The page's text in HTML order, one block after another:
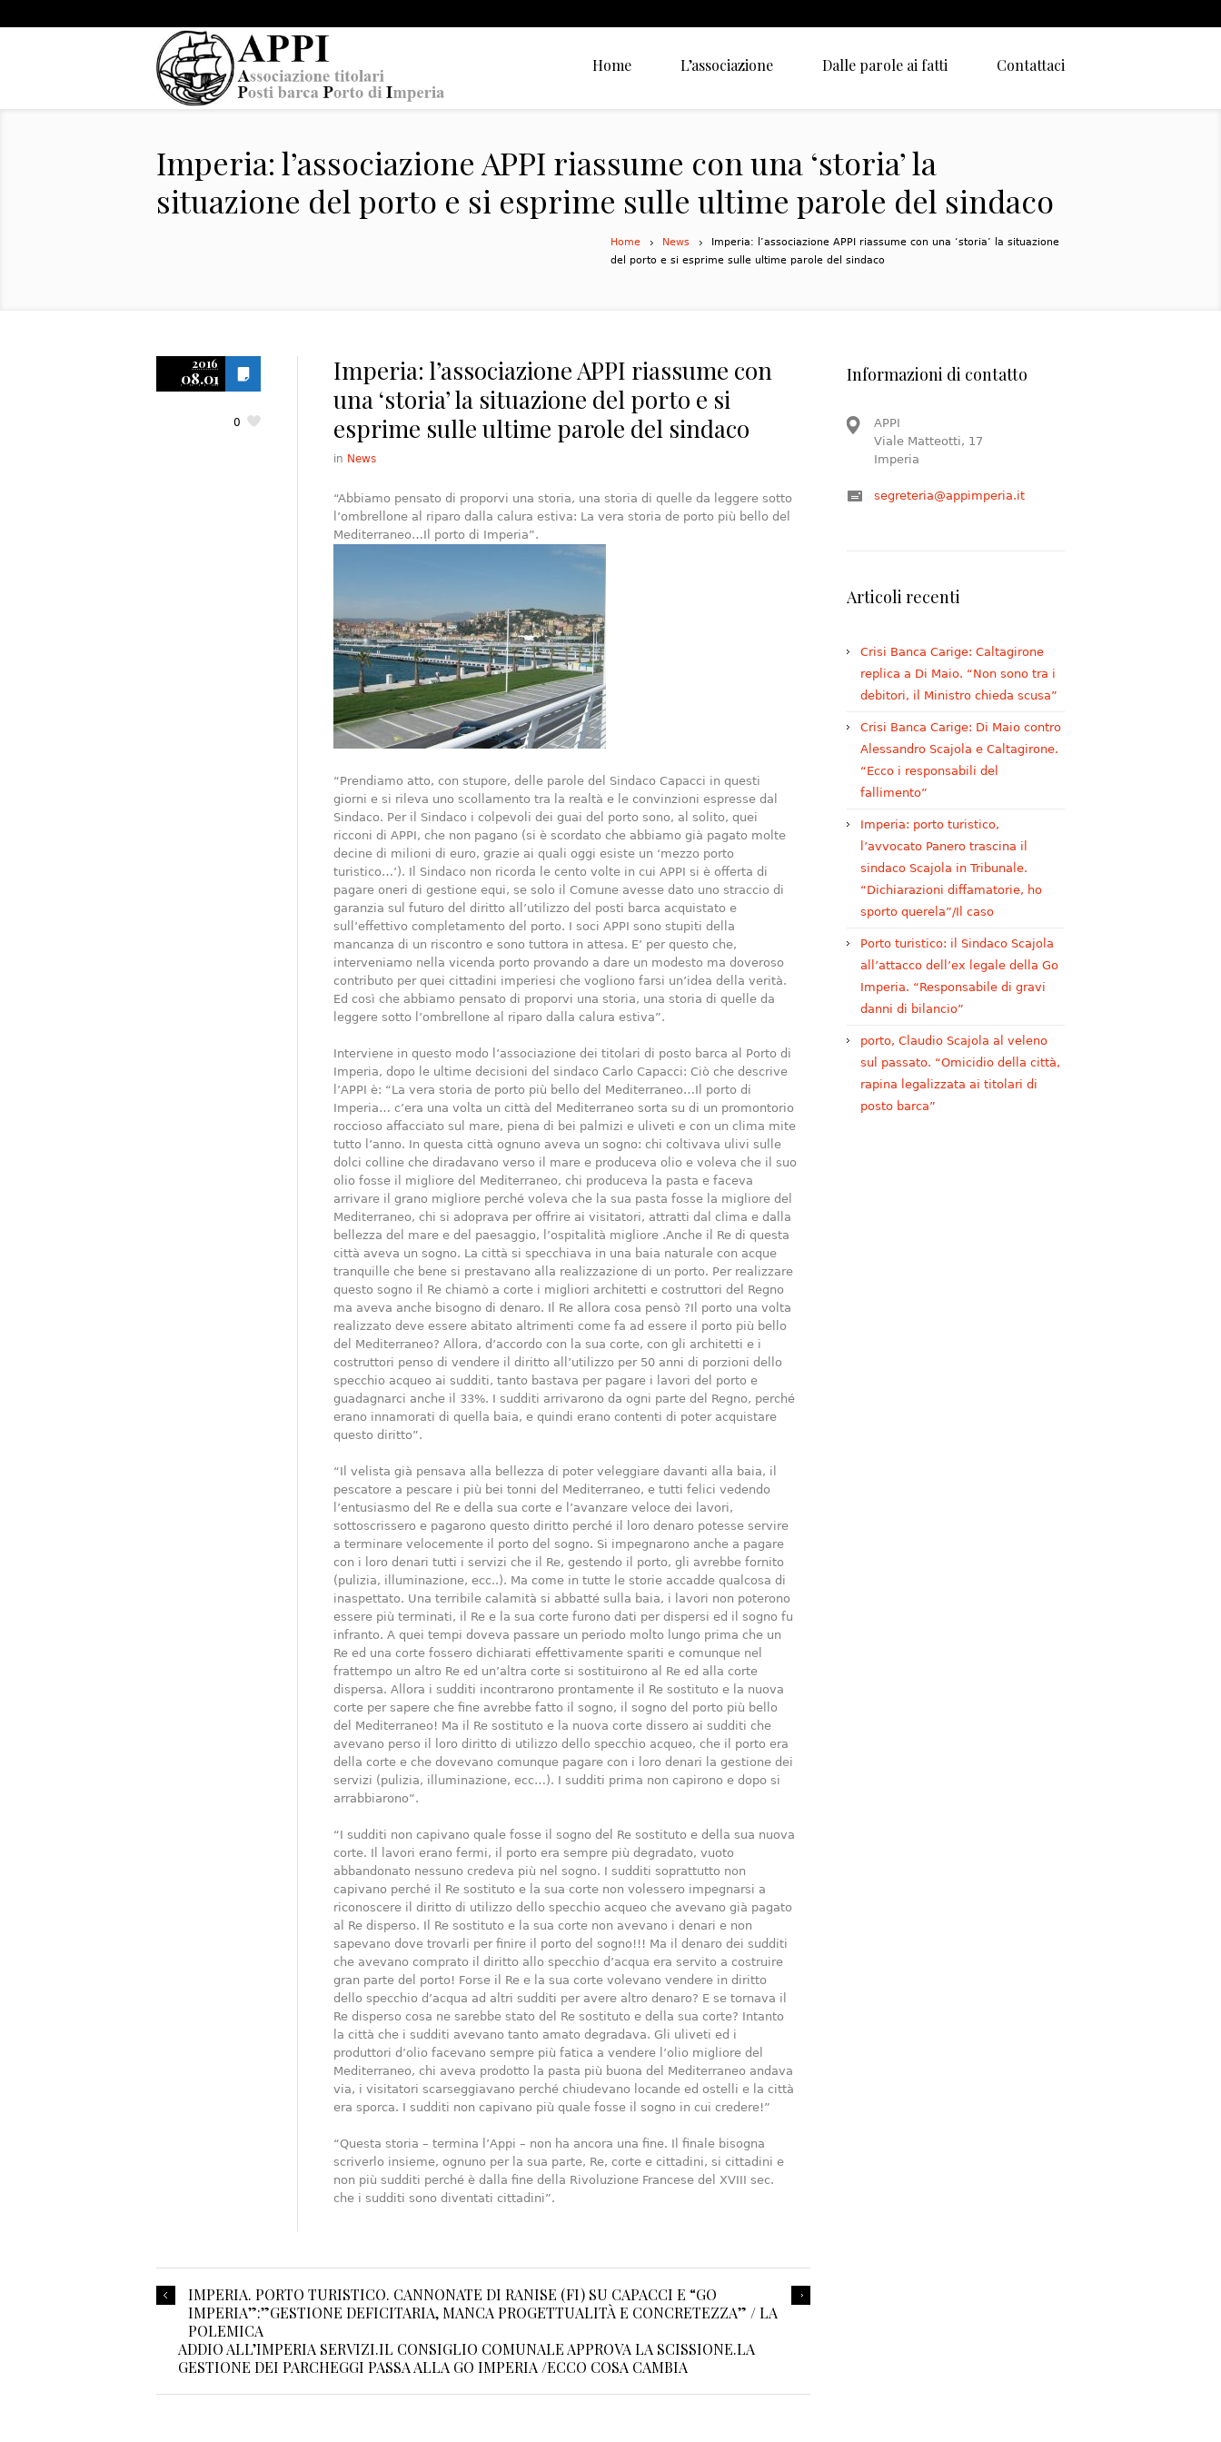
Home L’associazione Dalle parole ai fatti Contattaci
Imperia: l’associazione APPI riassume con una ‘storia’ la
situazione del porto e si esprime sulle ultime parole del sindaco
Home News
Imperia: l’associazione APPI riassume con una ‘storia’ la situazione
del porto e si esprime sulle ultime parole del sindaco
2016
08.01
0
Imperia: l’associazione APPI riassume con
una ‘storia’ la situazione del porto e si
esprime sulle ultime parole del sindaco
in News
“Abbiamo pensato di proporvi una storia, una storia di quelle da leggere sotto
l’ombrellone al riparo dalla calura estiva: La vera storia de porto più bello del
Mediterraneo…Il porto di Imperia”.
“Prendiamo atto, con stupore, delle parole del Sindaco Capacci in questi
giorni e si rileva uno scollamento tra la realtà e le convinzioni espresse dal
Sindaco. Per il Sindaco i colpevoli dei guai del porto sono, al solito, quei
ricconi di APPI, che non pagano (si è scordato che abbiamo già pagato molte
decine di milioni di euro, grazie ai quali oggi esiste un ‘mezzo porto
turistico…’). Il Sindaco non ricorda le cento volte in cui APPI si è offerta di
pagare oneri di gestione equi, se solo il Comune avesse dato uno straccio di
garanzia sul futuro del diritto all’utilizzo del posti barca acquistato e
sull’effettivo completamento del porto. I soci APPI sono stupiti della
mancanza di un riscontro e sono tuttora in attesa. E’ per questo che,
interveniamo nella vicenda porto provando a dare un modesto ma doveroso
contributo per quei cittadini imperiesi che vogliono farsi un’idea della verità.
Ed così che abbiamo pensato di proporvi una storia, una storia di quelle da
leggere sotto l’ombrellone al riparo dalla calura estiva”.
Interviene in questo modo l’associazione dei titolari di posto barca al Porto di
Imperia, dopo le ultime decisioni del sindaco Carlo Capacci: Ciò che descrive
l’APPI è: “La vera storia de porto più bello del Mediterraneo…Il porto di
Imperia… c’era una volta un città del Mediterraneo sorta su di un promontorio
roccioso affacciato sul mare, piena di bei palmizi e uliveti e con un clima mite
tutto l’anno. In questa città ognuno aveva un sogno: chi coltivava ulivi sulle
dolci colline che diradavano verso il mare e produceva olio e voleva che il suo
olio fosse il migliore del Mediterraneo, chi produceva la pasta e faceva
arrivare il grano migliore perché voleva che la sua pasta fosse la migliore del
Mediterraneo, chi si adoprava per offrire ai visitatori, attratti dal clima e dalla
bellezza del mare e del paesaggio, l’ospitalità migliore .Anche il Re di questa
città aveva un sogno. La città si specchiava in una baia naturale con acque
tranquille che bene si prestavano alla realizzazione di un porto. Per realizzare
questo sogno il Re chiamò a corte i migliori architetti e costruttori del Regno
ma aveva anche bisogno di denaro. Il Re allora cosa pensò ?Il porto una volta
realizzato deve essere abitato altrimenti come fa ad essere il porto più bello
del Mediterraneo? Allora, d’accordo con la sua corte, con gli architetti e i
costruttori penso di vendere il diritto all’utilizzo per 50 anni di porzioni dello
specchio acqueo ai sudditi, tanto bastava per pagare i lavori del porto e
guadagnarci anche il 33%. I sudditi arrivarono da ogni parte del Regno, perché
erano innamorati di quella baia, e quindi erano contenti di poter acquistare
questo diritto”.
“Il velista già pensava alla bellezza di poter veleggiare davanti alla baia, il
pescatore a pescare i più bei tonni del Mediterraneo, e tutti felici vedendo
l’entusiasmo del Re e della sua corte e l’avanzare veloce dei lavori,
sottoscrissero e pagarono questo diritto perché il loro denaro potesse servire
a terminare velocemente il porto del sogno. Si impegnarono anche a pagare
con i loro denari tutti i servizi che il Re, gestendo il porto, gli avrebbe fornito
(pulizia, illuminazione, ecc..). Ma come in tutte le storie accadde qualcosa di
inaspettato. Una terribile calamità si abbatté sulla baia, i lavori non poterono
essere più terminati, il Re e la sua corte furono dati per dispersi ed il sogno fu
infranto. A quei tempi doveva passare un periodo molto lungo prima che un
Re ed una corte fossero dichiarati effettivamente spariti e comunque nel
frattempo un altro Re ed un’altra corte si sostituirono al Re ed alla corte
dispersa. Allora i sudditi incontrarono prontamente il Re sostituto e la nuova
corte per sapere che fine avrebbe fatto il sogno, il sogno del porto più bello
del Mediterraneo! Ma il Re sostituto e la nuova corte dissero ai sudditi che
avevano perso il loro diritto di utilizzo dello specchio acqueo, che il porto era
della corte e che dovevano comunque pagare con i loro denari la gestione dei
servizi (pulizia, illuminazione, ecc…). I sudditi prima non capirono e dopo si
arrabbiarono”.
“I sudditi non capivano quale fosse il sogno del Re sostituto e della sua nuova
corte. Il lavori erano fermi, il porto era sempre più degradato, vuoto
abbandonato nessuno credeva più nel sogno. I sudditi soprattutto non
capivano perché il Re sostituto e la sua corte non volessero impegnarsi a
riconoscere il diritto di utilizzo dello specchio acqueo che avevano già pagato
al Re disperso. Il Re sostituto e la sua corte non avevano i denari e non
sapevano dove trovarli per finire il porto del sogno!!! Ma il denaro dei sudditi
che avevano comprato il diritto allo specchio d’acqua era servito a costruire
gran parte del porto! Forse il Re e la sua corte volevano vendere in diritto
dello specchio d’acqua ad altri sudditi per avere altro denaro? E se tornava il
Re disperso cosa ne sarebbe stato del Re sostituto e della sua corte? Intanto
la città che i sudditi avevano tanto amato degradava. Gli uliveti ed i
produttori d’olio facevano sempre più fatica a vendere l’olio migliore del
Mediterraneo, chi aveva prodotto la pasta più buona del Mediterraneo andava
via, i visitatori scarseggiavano perché chiudevano locande ed ostelli e la città
era sporca. I sudditi non capivano più quale fosse il sogno in cui credere!”
“Questa storia – termina l’Appi – non ha ancora una fine. Il finale bisogna
scriverlo insieme, ognuno per la sua parte, Re, corte e cittadini, si cittadini e
non più sudditi perché è dalla fine della Rivoluzione Francese del XVIII sec.
che i sudditi sono diventati cittadini”.
IMPERIA. PORTO TURISTICO. CANNONATE DI RANISE (FI) SU CAPACCI E “GO
IMPERIA”:”GESTIONE DEFICITARIA, MANCA PROGETTUALITÀ E CONCRETEZZA” / LA
POLEMICA
ADDIO ALL’IMPERIA SERVIZI.IL CONSIGLIO COMUNALE APPROVA LA SCISSIONE.LA
GESTIONE DEI PARCHEGGI PASSA ALLA GO IMPERIA /ECCO COSA CAMBIA
Informazioni di contatto
APPI
Viale Matteotti, 17
Imperia
segreteria@appimperia.it
Articoli recenti
Crisi Banca Carige: Caltagirone
replica a Di Maio. “Non sono tra i
debitori, il Ministro chieda scusa”
Crisi Banca Carige: Di Maio contro
Alessandro Scajola e Caltagirone.
“Ecco i responsabili del
fallimento”
Imperia: porto turistico,
l’avvocato Panero trascina il
sindaco Scajola in Tribunale.
“Dichiarazioni diffamatorie, ho
sporto querela”/Il caso
Porto turistico: il Sindaco Scajola
all’attacco dell’ex legale della Go
Imperia. “Responsabile di gravi
danni di bilancio”
porto, Claudio Scajola al veleno
sul passato. “Omicidio della città,
rapina legalizzata ai titolari di
posto barca”